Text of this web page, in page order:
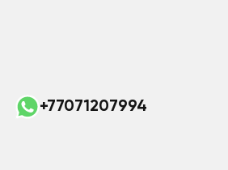
+77071207994